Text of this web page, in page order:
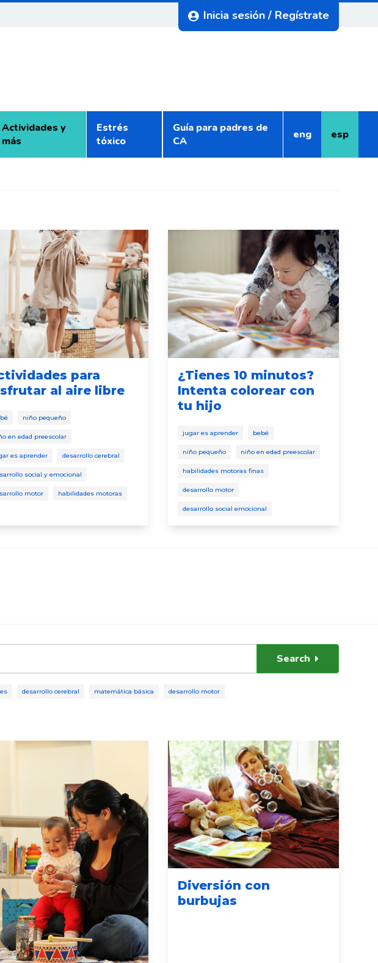
Inicia sesión / Regístrate
Actividades y
más
Estrés
tóxico
Guía para padres de
CA
eng
Inglés esp
Español
para
al aire libre
niño pequeño
en edad preescolar
es aprender desarrollo cerebral
social y emocional
motor habilidades motoras
¿Tienes 10 minutos?
Intenta colorear con
tu hijo
jugar es aprender bebé
niño pequeño niño en edad preescolar
habilidades motoras finas
desarrollo motor
desarrollo social emocional
Search
desarrollo cerebral matemática básica desarrollo motor
Diversión con
burbujas